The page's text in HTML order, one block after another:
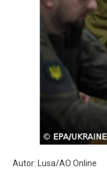
Autor: Lusa/AO Online